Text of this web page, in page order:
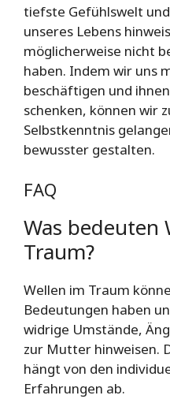
tiefste Gefühlswelt
unseres Lebens
möglicherweise nicht
haben. Indem wir uns
beschäftigen und
schenken, können wir
Selbstkenntnis
bewusster gestalten.
FAQ
Was bedeuten
Traum?
Wellen im Traum
Bedeutungen haben
widrige Umstände,
zur Mutter hinweisen.
hängt von den
Erfahrungen ab.